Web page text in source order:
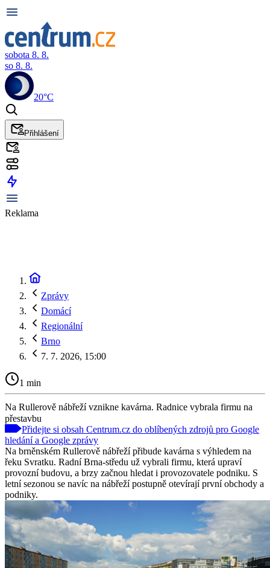
sobota 8. 8.
so 8. 8.
20°C
Přihlášení
Reklama
Zprávy
Domácí
Regionální
Brno
7. 7. 2026, 15:00
1 min
Na Rullerově nábřeží vznikne kavárna. Radnice vybrala firmu na
přestavbu
Přidejte si obsah Centrum.cz do oblíbených zdrojů pro Google
hledání a Google zprávy
Na brněnském Rullerově nábřeží přibude kavárna s výhledem na
řeku Svratku. Radní Brna-středu už vybrali firmu, která upraví
provozní budovu, a brzy začnou hledat i provozovatele podniku. S
letní sezonou se navíc na nábřeží postupně otevírají první obchody a
podniky.